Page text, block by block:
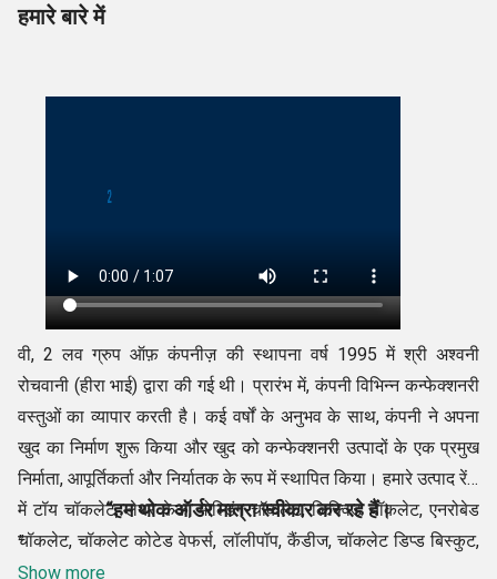
हमारे बारे में
वी, 2 लव ग्रुप ऑफ़ कंपनीज़ की स्थापना वर्ष 1995 में श्री अश्वनी
रोचवानी (हीरा भाई) द्वारा की गई थी। प्रारंभ में, कंपनी विभिन्न कन्फेक्शनरी
वस्तुओं का व्यापार करती है। कई वर्षों के अनुभव के साथ, कंपनी ने अपना
खुद का निर्माण शुरू किया और खुद को कन्फेक्शनरी उत्पादों के एक प्रमुख
निर्माता, आपूर्तिकर्ता और निर्यातक के रूप में स्थापित किया। हमारे उत्पाद रेंज
में टॉय चॉकलेट, लेयर केक, मोल्डिंग चॉकलेट, लिक्विड चॉकलेट, एनरोबेड
चॉकलेट, चॉकलेट कोटेड वेफर्स, लॉलीपॉप, कैंडीज, चॉकलेट डिप्ड बिस्कुट,
शुगर कोटेड चॉकलेट बीन्स आदि शामिल हैं।
“हम थोक ऑर्डर मात्रा स्वीकार कर रहे हैं।
”
Show more